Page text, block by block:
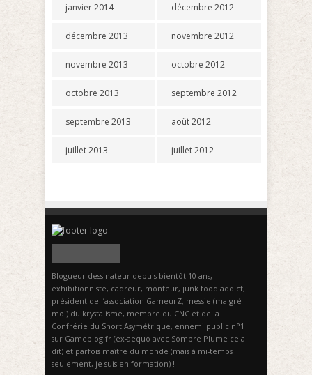
janvier 2014
décembre 2013
novembre 2013
octobre 2013
septembre 2013
juillet 2013
décembre 2012
novembre 2012
octobre 2012
septembre 2012
août 2012
juillet 2012
Blogueur-dessinateur depuis bientôt 10 ans,
exhibitionniste, cadreur, monteur, junk food addict,
président de l’association GameurZ, messie (malgré
moi) du krystalisme, membre du CNC et de la
Confrérie du Short Asymétrique, ennemi public n°1
sur Gameblog.fr (ex-aequo avec Sombre Plume cela
dit) et parfois maître du monde (mais à mi-temps
seulement, je suis en formation) !